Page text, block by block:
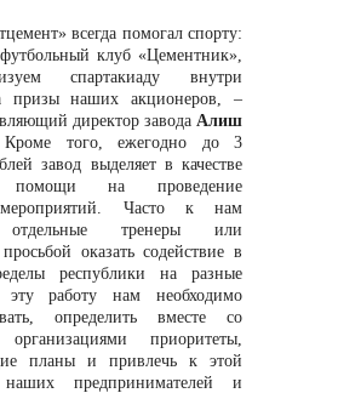
50 50
всегда помогал спорту:
клуб «Цементник»,
спартакиаду внутри
призы наших акционеров, –
директор завода Алиш
того, ежегодно до 3
завод выделяет в качестве
помощи на проведение
Часто к нам
отдельные тренеры или
оказать содействие в
республики на разные
работу нам необходимо
определить вместе со
приоритеты,
планы и привлечь к этой
наших предпринимателей и